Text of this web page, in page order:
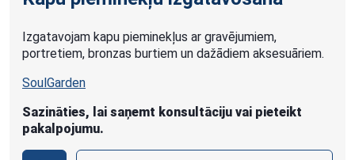
Izgatavojam kapu pieminekļus ar gravējumiem,
portretiem, bronzas burtiem un dažādiem aksesuāriem.
SoulGarden
Sazināties, lai saņemt konsultāciju vai pieteikt
pakalpojumu.